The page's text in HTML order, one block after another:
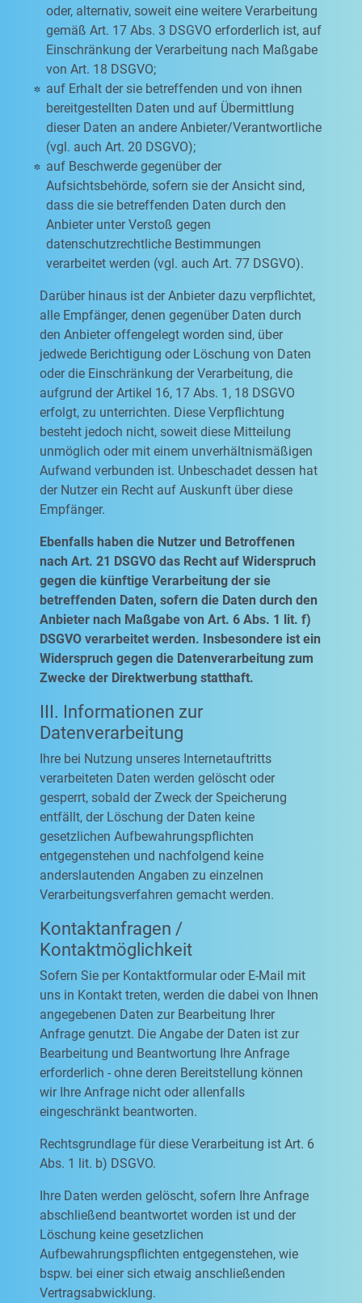
oder, alternativ, soweit eine weitere Verarbeitung
gemäß Art. 17 Abs. 3 DSGVO erforderlich ist, auf
Einschränkung der Verarbeitung nach Maßgabe
von Art. 18 DSGVO;
auf Erhalt der sie betreffenden und von ihnen
bereitgestellten Daten und auf Übermittlung
dieser Daten an andere Anbieter/Verantwortliche
(vgl. auch Art. 20 DSGVO);
auf Beschwerde gegenüber der
Aufsichtsbehörde, sofern sie der Ansicht sind,
dass die sie betreffenden Daten durch den
Anbieter unter Verstoß gegen
datenschutzrechtliche Bestimmungen
verarbeitet werden (vgl. auch Art. 77 DSGVO).
Darüber hinaus ist der Anbieter dazu verpflichtet,
alle Empfänger, denen gegenüber Daten durch
den Anbieter offengelegt worden sind, über
jedwede Berichtigung oder Löschung von Daten
oder die Einschränkung der Verarbeitung, die
aufgrund der Artikel 16, 17 Abs. 1, 18 DSGVO
erfolgt, zu unterrichten. Diese Verpflichtung
besteht jedoch nicht, soweit diese Mitteilung
unmöglich oder mit einem unverhältnismäßigen
Aufwand verbunden ist. Unbeschadet dessen hat
der Nutzer ein Recht auf Auskunft über diese
Empfänger.
Ebenfalls haben die Nutzer und Betroffenen
nach Art. 21 DSGVO das Recht auf Widerspruch
gegen die künftige Verarbeitung der sie
betreffenden Daten, sofern die Daten durch den
Anbieter nach Maßgabe von Art. 6 Abs. 1 lit. f)
DSGVO verarbeitet werden. Insbesondere ist ein
Widerspruch gegen die Datenverarbeitung zum
Zwecke der Direktwerbung statthaft.
III. Informationen zur
Datenverarbeitung
Ihre bei Nutzung unseres Internetauftritts
verarbeiteten Daten werden gelöscht oder
gesperrt, sobald der Zweck der Speicherung
entfällt, der Löschung der Daten keine
gesetzlichen Aufbewahrungspflichten
entgegenstehen und nachfolgend keine
anderslautenden Angaben zu einzelnen
Verarbeitungsverfahren gemacht werden.
Kontaktanfragen /
Kontaktmöglichkeit
Sofern Sie per Kontaktformular oder E-Mail mit
uns in Kontakt treten, werden die dabei von Ihnen
angegebenen Daten zur Bearbeitung Ihrer
Anfrage genutzt. Die Angabe der Daten ist zur
Bearbeitung und Beantwortung Ihre Anfrage
erforderlich - ohne deren Bereitstellung können
wir Ihre Anfrage nicht oder allenfalls
eingeschränkt beantworten.
Rechtsgrundlage für diese Verarbeitung ist Art. 6
Abs. 1 lit. b) DSGVO.
Ihre Daten werden gelöscht, sofern Ihre Anfrage
abschließend beantwortet worden ist und der
Löschung keine gesetzlichen
Aufbewahrungspflichten entgegenstehen, wie
bspw. bei einer sich etwaig anschließenden
Vertragsabwicklung.